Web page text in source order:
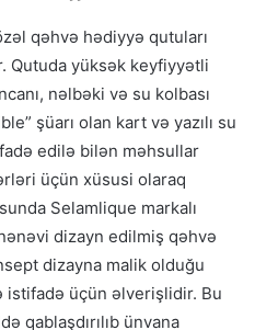
qəhvə hədiyyə qutuları
Qutuda yüksək keyfiyyətli
nəlbəki və su kolbası
şüarı olan kart və yazılı su
edilə bilən məhsullar
üçün xüsusi olaraq
Selamlique markalı
dizayn edilmiş qəhvə
dizayna malik olduğu
üçün əlverişlidir. Bu
qablaşdırılıb ünvana